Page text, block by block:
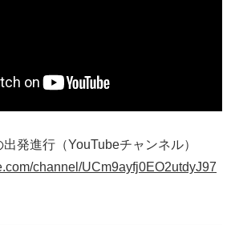
発進行（YouTubeチャンネル）
channel/UCm9ayfj0EO2utdyJ97